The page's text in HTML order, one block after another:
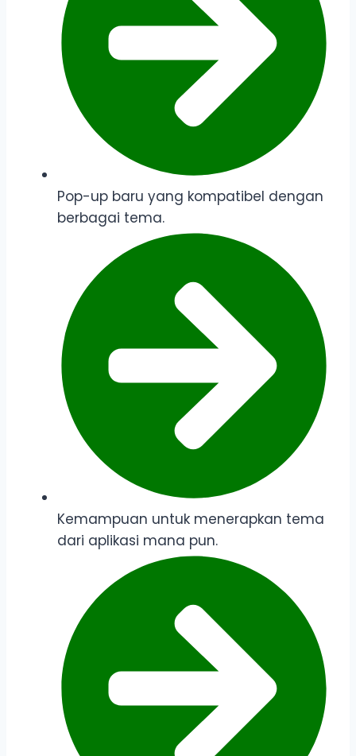
Pop-up baru yang kompatibel dengan
berbagai tema.
Kemampuan untuk menerapkan tema
dari aplikasi mana pun.